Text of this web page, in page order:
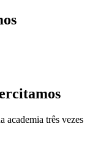
academia três vezes